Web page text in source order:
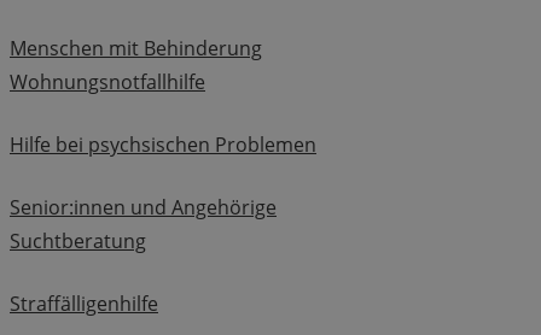
Menschen mit Behinderung
Wohnungsnotfallhilfe
Hilfe bei psychsischen Problemen
Senior:innen und Angehörige
Suchtberatung
Straffälligenhilfe